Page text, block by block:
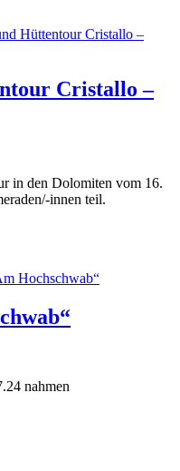
Cristallo –
in den Dolomiten vom 16.
innen teil.
nahmen